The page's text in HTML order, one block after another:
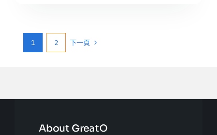
1 2 下一頁
About GreatO